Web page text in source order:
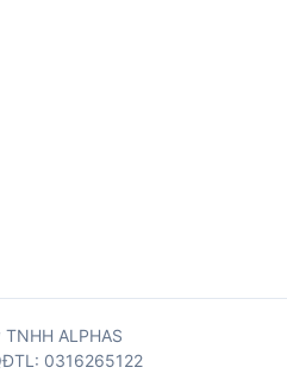
ALPHAS
0316265122